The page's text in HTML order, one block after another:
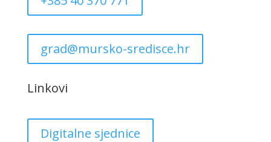
grad@mursko-sredisce.hr
Linkovi
Digitalne sjednice